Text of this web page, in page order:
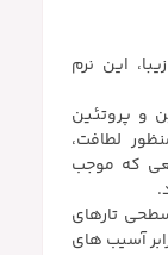
این نرم
و پروتئین
لطافت،
که موجب
تارهای
آسیب های